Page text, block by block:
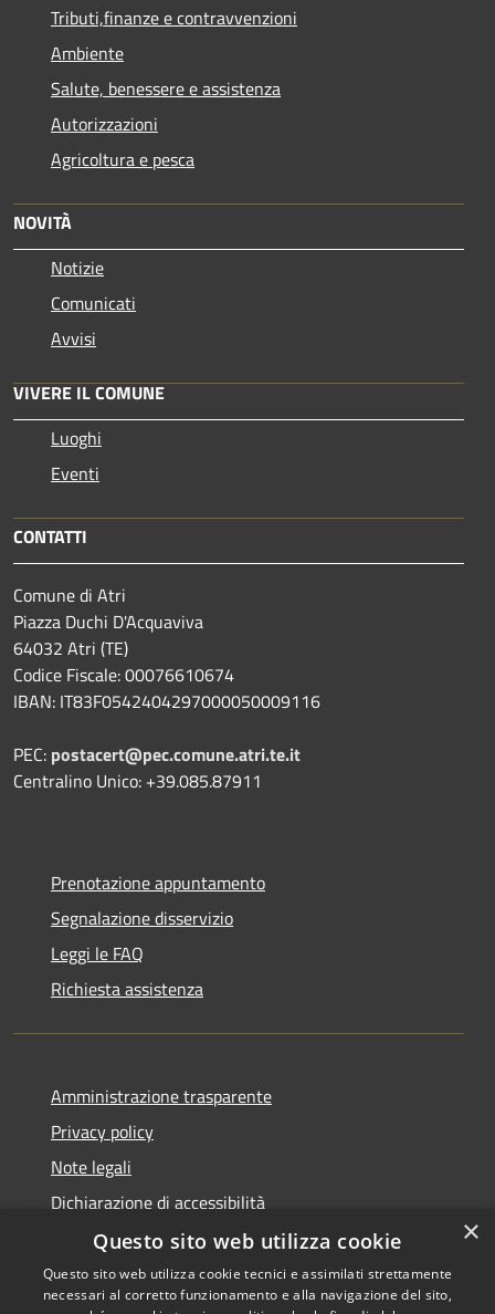
Tributi,finanze e contravvenzioni
Ambiente
Salute, benessere e assistenza
Autorizzazioni
Agricoltura e pesca
NOVITÀ
Notizie
Comunicati
Avvisi
VIVERE IL COMUNE
Luoghi
Eventi
CONTATTI
Comune di Atri
Piazza Duchi D'Acquaviva
64032 Atri (TE)
Codice Fiscale: 00076610674
IBAN: IT83F0542404297000050009116
PEC: postacert@pec.comune.atri.te.it
Centralino Unico: +39.085.87911
Prenotazione appuntamento
Segnalazione disservizio
Leggi le FAQ
Richiesta assistenza
Amministrazione trasparente
Privacy policy
Note legali
Dichiarazione di accessibilità
×
Questo sito web utilizza cookie
Questo sito web utilizza cookie tecnici e assimilati strettamente
necessari al corretto funzionamento e alla navigazione del sito,